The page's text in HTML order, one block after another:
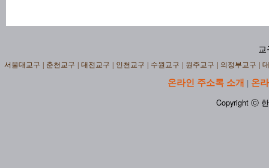
교
서울대교구 춘천교구 대전교구 인천교구 수원교구 원주교구 의정부교구
온라인 주소록 소개 | 온
Copyright ⓒ